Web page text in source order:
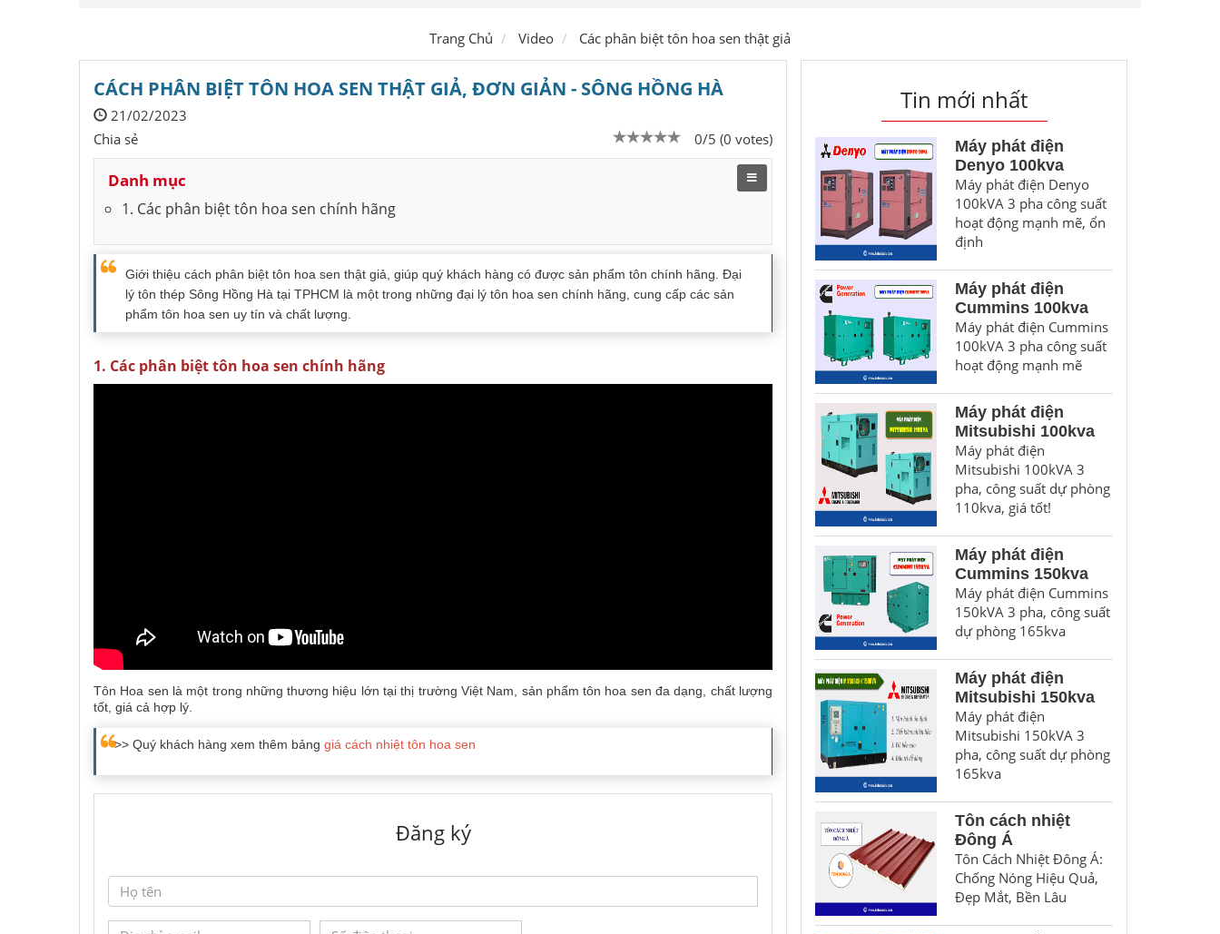
Trang Chủ Video Các phân biệt tôn hoa sen thật giả
CÁCH PHÂN BIỆT TÔN HOA SEN THẬT GIẢ, ĐƠN GIẢN - SÔNG HỒNG HÀ
21/02/2023
0/5 (0 votes)
Chia sẻ
Danh mục
1. Các phân biệt tôn hoa sen chính hãng
Giới thiệu cách phân biệt tôn hoa sen thật giả, giúp quý khách hàng có được sản phẩm tôn chính hãng. Đại
lý tôn thép Sông Hồng Hà tại TPHCM là một trong những đại lý tôn hoa sen chính hãng, cung cấp các sản
phẩm tôn hoa sen uy tín và chất lượng.
1. Các phân biệt tôn hoa sen chính hãng
Tôn Hoa sen là một trong những thương hiệu lớn tại thị trường Việt Nam, sản phẩm tôn hoa sen đa dạng, chất lượng
tốt, giá cả hợp lý.
>> Quý khách hàng xem thêm bảng giá cách nhiệt tôn hoa sen
Đăng ký
Tin mới nhất
Máy phát điện
Denyo 100kva
Máy phát điện Denyo
100kVA 3 pha công suất
hoạt động mạnh mẽ, ổn
định
Máy phát điện
Cummins 100kva
Máy phát điện Cummins
100kVA 3 pha công suất
hoạt động mạnh mẽ
Máy phát điện
Mitsubishi 100kva
Máy phát điện
Mitsubishi 100kVA 3
pha, công suất dự phòng
110kva, giá tốt!
Máy phát điện
Cummins 150kva
Máy phát điện Cummins
150kVA 3 pha, công suất
dự phòng 165kva
Máy phát điện
Mitsubishi 150kva
Máy phát điện
Mitsubishi 150kVA 3
pha, công suất dự phòng
165kva
Tôn cách nhiệt
Đông Á
Tôn Cách Nhiệt Đông Á:
Chống Nóng Hiệu Quả,
Đẹp Mắt, Bền Lâu